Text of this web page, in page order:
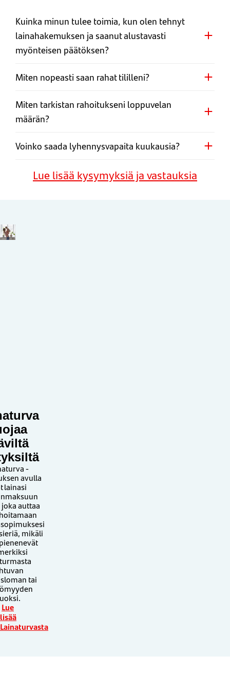
Kuinka minun tulee toimia, kun olen tehnyt
lainahakemuksen ja saanut alustavasti
myönteisen päätöksen?
Miten nopeasti saan rahat tililleni?
Miten tarkistan rahoitukseni loppuvelan
määrän?
Voinko saada lyhennysvapaita kuukausia?
Lue lisää kysymyksiä ja vastauksia
-
avulla
lainasi
auttaa
mikäli
tai
Lue
lisää
Lainaturvasta